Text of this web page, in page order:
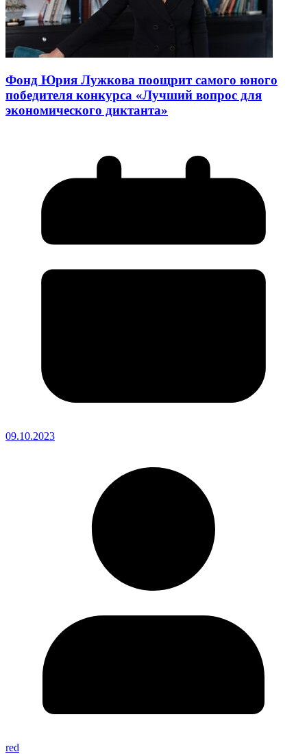
Фонд Юрия Лужкова поощрит самого юного
победителя конкурса «Лучший вопрос для
экономического диктанта»
09.10.2023
red